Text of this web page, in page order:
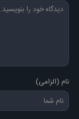
نام (الزامی)